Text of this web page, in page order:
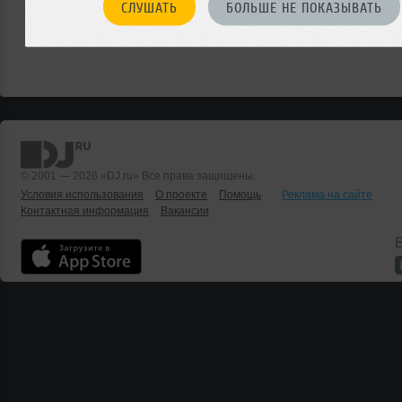
СЛУШАТЬ БОЛЬШЕ НЕ ПОКАЗЫВАТЬ
© 2001 — 2026 «DJ.ru» Все права защищены.
Условия использования
О проекте Помощь
Реклама на сайте
Контактная информация
Вакансии